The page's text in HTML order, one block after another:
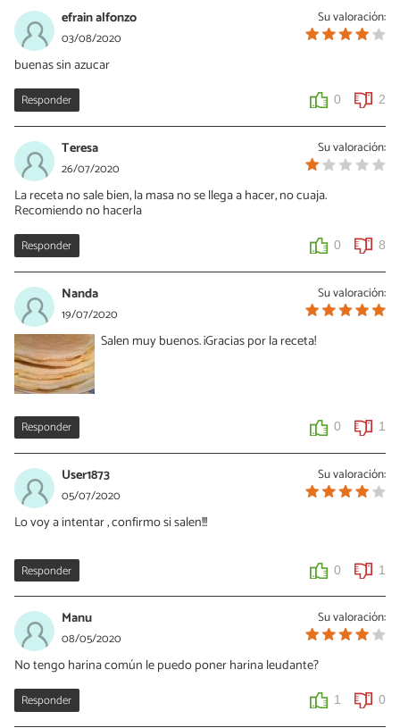
Su valoración:
efrain alfonzo
03/08/2020
buenas sin azucar
Responder 0 2
Su valoración:
Teresa
26/07/2020
La receta no sale bien, la masa no se llega a hacer, no cuaja.
Recomiendo no hacerla
Responder 0 8
Su valoración:
Nanda
19/07/2020
Salen muy buenos. ¡Gracias por la receta!
Responder 0 1
Su valoración:
User1873
05/07/2020
Lo voy a intentar , confirmo si salen!!!
Responder 0 1
Su valoración:
Manu
08/05/2020
No tengo harina común le puedo poner harina leudante?
Responder 1 0